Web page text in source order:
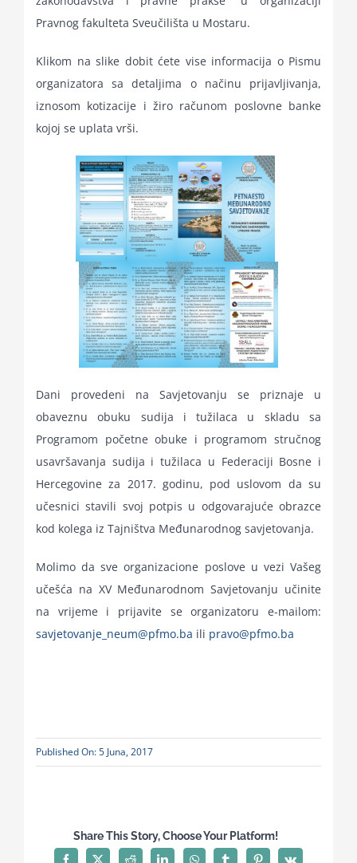
Pravnog fakulteta Sveučilišta u Mostaru.
Klikom na slike dobit ćete vise informacija o Pismu
organizatora sa detaljima o načinu prijavljivanja,
iznosom kotizacije i žiro računom poslovne banke
kojoj se uplata vrši.
Dani provedeni na Savjetovanju se priznaje u
obaveznu obuku sudija i tužilaca u skladu sa
Programom početne obuke i programom stručnog
usavršavanja sudija i tužilaca u Federaciji Bosne i
Hercegovine za 2017. godinu, pod uslovom da su
učesnici stavili svoj potpis u odgovarajuće obrazce
kod kolega iz Tajništva Međunarodnog savjetovanja.
Molimo da sve organizacione poslove u vezi Vašeg
učešća na XV Međunarodnom Savjetovanju učinite
na vrijeme i prijavite se organizatoru e-mailom:
savjetovanje_neum@pfmo.ba ili pravo@pfmo.ba
Published On: 5 Juna, 2017
Share This Story, Choose Your Platform!